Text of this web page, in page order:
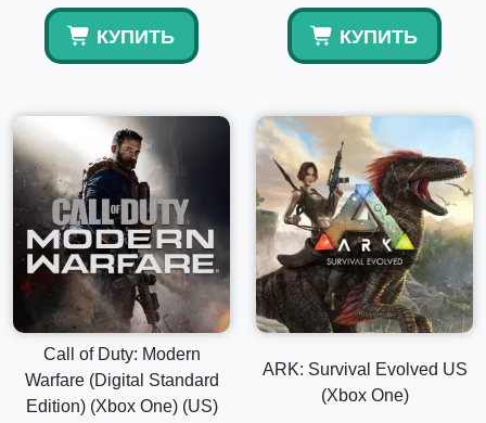
КУПИТЬ КУПИТЬ
Call of Duty: Modern
Warfare (Digital Standard
Edition) (Xbox One) (US)
ARK: Survival Evolved US
(Xbox One)